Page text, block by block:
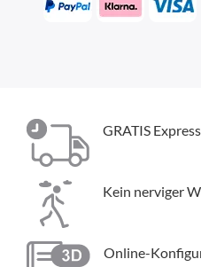
GRATIS
Kein nerviger
Online-